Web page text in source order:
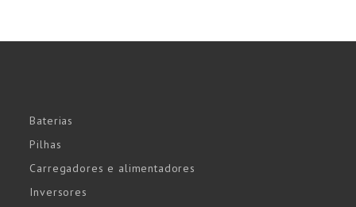
Baterias
Pilhas
Carregadores e alimentadores
Inversores